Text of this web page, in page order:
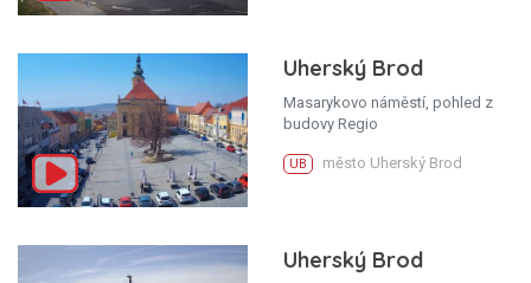
Uherský Brod
Masarykovo náměstí, pohled z
budovy Regio
UB město Uherský Brod
Uherský Brod